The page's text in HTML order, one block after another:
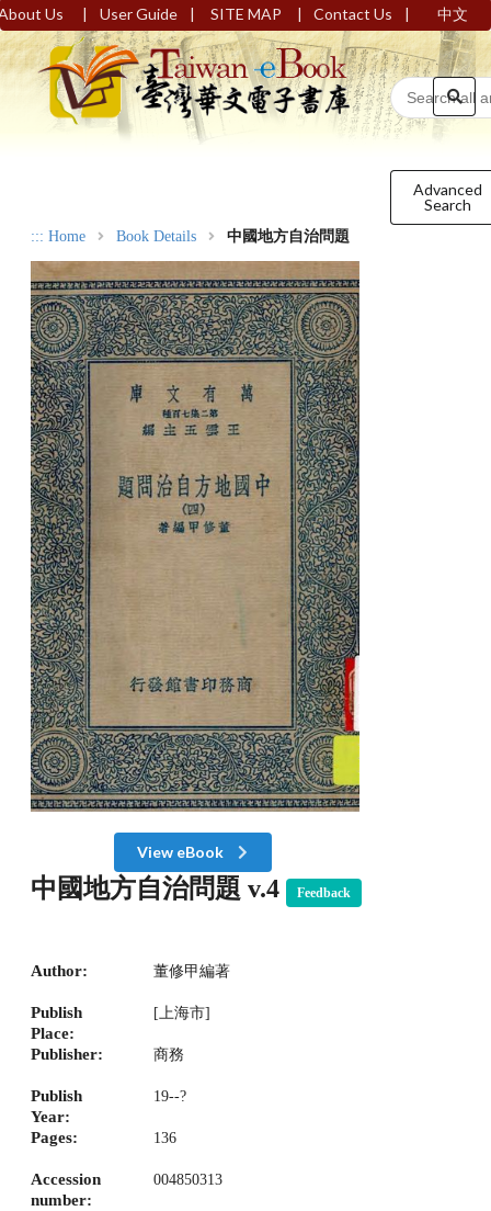
Us | User Guide | SITE MAP | Contact Us | 中文
Advanced
Search
::: Home Book Details 中國地方自治問題
View eBook
中國地方自治問題 v.4 Feedback
Author: 董修甲編著
Publish
Place:
[上海市]
Publisher: 商務
Publish
Year:
19--?
Pages: 136
Accession
number:
004850313